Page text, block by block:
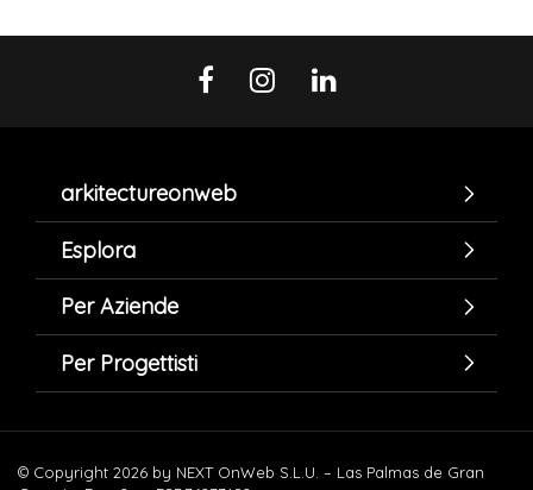
arkitectureonweb
Esplora
Per Aziende
Per Progettisti
© Copyright 2026 by NEXT OnWeb S.L.U. – Las Palmas de Gran